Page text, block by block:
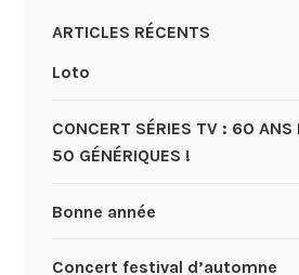
ARTICLES RÉCENTS
Loto
CONCERT SÉRIES TV : 60 ANS
50 GÉNÉRIQUES !
Bonne année
Concert festival d’automne